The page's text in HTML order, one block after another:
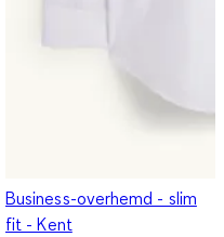
Business-overhemd - slim
fit - Kent